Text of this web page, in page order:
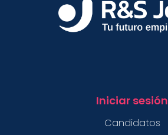
Iniciar sesión
Candidatos